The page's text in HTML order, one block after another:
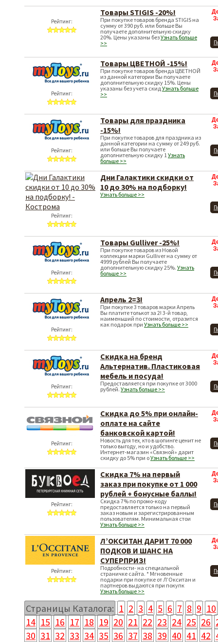
Рейтинг:
Товары STIGIS -20%!
При покупке товаров бренда STIGIS на
сумму от 390 руб. или больше Вы
получаете дополнительную скидку
20%. Цены указаны безУзнать больше
>>
Рейтинг:
Товары ЦВЕТНОЙ -15%!
При покупке товаров бренда ЦВЕТНОЙ
из данной категории Вы получаете
дополнительную скидку 15%. Цены
указаны без учета скидУзнать больше
>>
Рейтинг:
Товары для праздника
-15%!
При покупке товаров для праздника из
данной категории на сумму от 249 руб.
или больше Вы получаете
дополнительную скидку 1Узнать
больше >>
Рейтинг:
Дни Галактики скидки от
10 до 30% на подборку!
Узнать больше >>
Рейтинг:
Товары Gulliver -25%!
При покупке товаров из Новой
коллекции марки Gulliver на сумму от
4999 рублей Вы получаете
дополнительную скидку 25%. Узнать
больше >>
Рейтинг:
Апрель 2=3!
При покупке 3 товаров марки Апрель
Вы платите толькот за 2! 3-й товар,
наименьший по стоимости, отразится
как подарок при Узнать больше >>
Рейтинг:
Скидка на бренд
Альтернатив. Пластиковая
мебель и посуда!
Предоставляется при покупке от 3000
рублей. Узнать больше >>
Рейтинг:
Скидка до 5% при онлайн-
оплате на сайте
банковской картой!
Новость для тех, кто в шопинге ценит не
только выгоду, но и удобство.
Интернет-магазин «Связной» дарит
скидку до 5% при оУзнать больше >>
Рейтинг:
Скидка 7% на первый
заказ при покупке от 1 000
рублей + бонусные баллы!
Скидка 7% по промо-коду
предоставляется только на первый
заказ новым и зарегистрированным
пользователям. Минимальная стои
Узнать больше >>
Рейтинг:
Л’ОКСИТАН ДАРИТ 70 000
ПОДКОВ И ШАНС НА
СУПЕРПРИЗ!
Подробности- на специальной
страничке сайта. * Мгновенные
подарки при покупке от Л’Окситан и
партнеров выдаются при покупк
Узнать больше >>
Страницы Каталога: 1 2 3 4 5 6 7 8 9 10
14 15 16 17 18 19 20 21 22 23 24 25 26
30 31 32 33 34 35 36 37 38 39 40 41 42